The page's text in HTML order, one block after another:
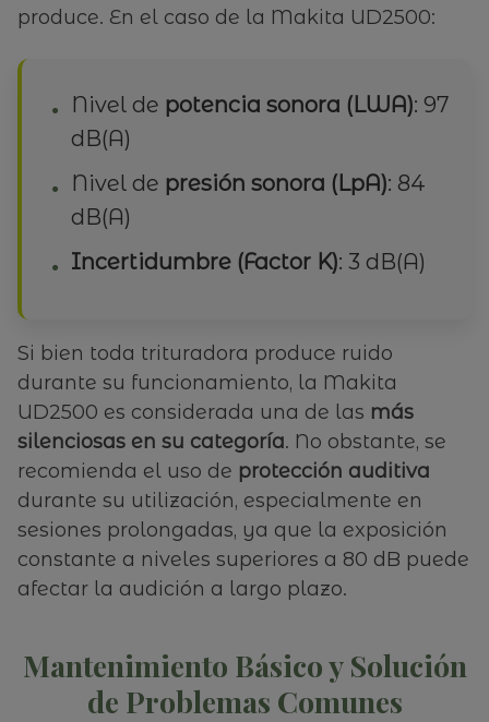
produce. En el caso de la Makita UD2500:
Nivel de potencia sonora (LWA): 97
dB(A)
Nivel de presión sonora (LpA): 84
dB(A)
Incertidumbre (Factor K): 3 dB(A)
Si bien toda trituradora produce ruido
durante su funcionamiento, la Makita
UD2500 es considerada una de las más
silenciosas en su categoría. No obstante, se
recomienda el uso de protección auditiva
durante su utilización, especialmente en
sesiones prolongadas, ya que la exposición
constante a niveles superiores a 80 dB puede
afectar la audición a largo plazo.
Mantenimiento Básico y Solución
de Problemas Comunes